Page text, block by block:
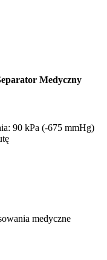
Medyczny
90 kPa (-675 mmHg)
medyczne